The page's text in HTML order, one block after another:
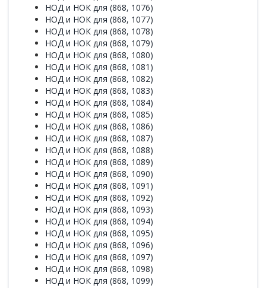
НОД и НОК для (868, 1076)
НОД и НОК для (868, 1077)
НОД и НОК для (868, 1078)
НОД и НОК для (868, 1079)
НОД и НОК для (868, 1080)
НОД и НОК для (868, 1081)
НОД и НОК для (868, 1082)
НОД и НОК для (868, 1083)
НОД и НОК для (868, 1084)
НОД и НОК для (868, 1085)
НОД и НОК для (868, 1086)
НОД и НОК для (868, 1087)
НОД и НОК для (868, 1088)
НОД и НОК для (868, 1089)
НОД и НОК для (868, 1090)
НОД и НОК для (868, 1091)
НОД и НОК для (868, 1092)
НОД и НОК для (868, 1093)
НОД и НОК для (868, 1094)
НОД и НОК для (868, 1095)
НОД и НОК для (868, 1096)
НОД и НОК для (868, 1097)
НОД и НОК для (868, 1098)
НОД и НОК для (868, 1099)